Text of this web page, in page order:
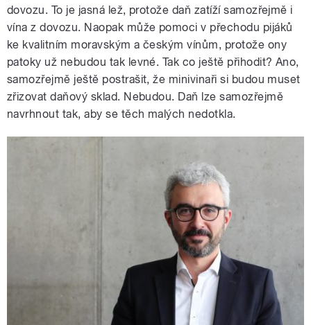
dovozu. To je jasná lež, protože daň zatíží samozřejmě i
vína z dovozu. Naopak může pomoci v přechodu pijáků
ke kvalitním moravským a českým vínům, protože ony
patoky už nebudou tak levné. Tak co ještě přihodit? Ano,
samozřejmě ještě postrašit, že minivinaři si budou muset
zřizovat daňový sklad. Nebudou. Daň lze samozřejmě
navrhnout tak, aby se těch malých nedotkla.